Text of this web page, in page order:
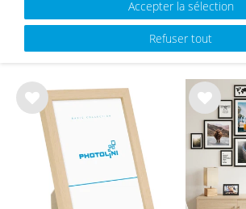
Lot de 6 cadres 21x30 et 30x40 cm
avec passe-partout Moderne Noir
en MDF avec vitre en acrylique
Lot de 15
MDF
List
List
e de
sou
s
Accepter la sélection
Refuser tout